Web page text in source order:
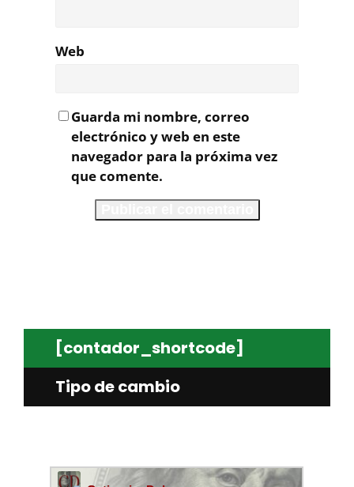
Web
Guarda mi nombre, correo
electrónico y web en este
navegador para la próxima vez
que comente.
[contador_shortcode]
Tipo de cambio